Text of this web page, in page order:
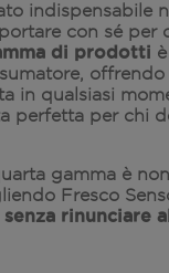
indispensabile
con sé per
di prodotti
offrendo
in qualsiasi
perfetta per chi
gamma è
Fresco
rinunciare